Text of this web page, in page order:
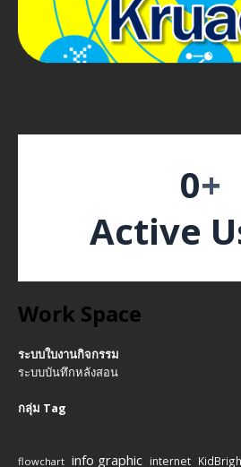
0+
Active
Work Space
ระบบใบงานกิจกรรม
ระบบบันทึกหลังสอน
กลุ่ม Tag
flowchart info graphic internet